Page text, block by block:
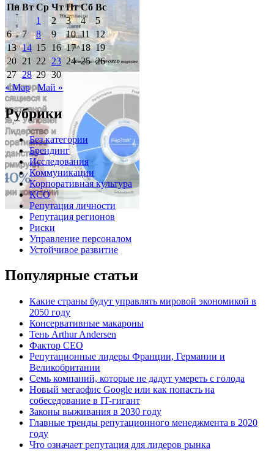
Пн Вт Ср Чт Пт Сб Вс
1
2 3 4
5
6
7 8 9 10 11
12
13 14 15 16 17 18 19
20 21 22 23 24 25 26
27 28 29 30
« Мар
Май »
Рубрики
Без категории
Брендинг
Исследования
Коммуникации
Корпоративная культура
КСО
Репутация личности
Репутация регионов
Риски
Управление персоналом
Устойчивое развитие
Популярные статьи
Какие страны будут управлять мировой экономикой в
2050 году
Консервативные макароны
Тень Arthur Andersen
Фактор СЕО
Репутационные лидеры Франции, Германии и
Великобритании
Семь компаний, которые не дадут умереть с голода
Новый мегаофис Google или как попасть на
собеседование в IT-гигант
Законы выживания в 2030 году
Главные тренды репутационного менеджмента в 2020
году
Что означает репутация для лидеров рынка